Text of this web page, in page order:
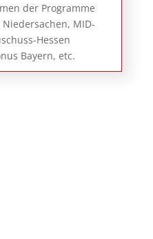
der Programme
MID-
Hessen
Bayern, etc.